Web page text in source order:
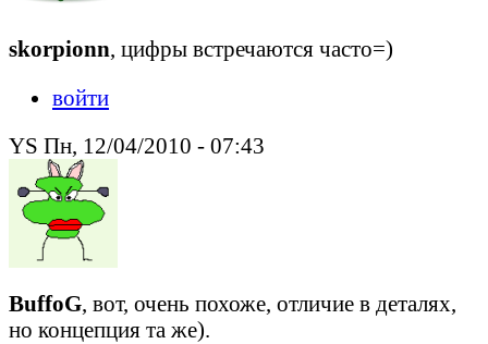
skorpionn, цифры встречаются часто=)
войти
YS Пн, 12/04/2010 - 07:43
BuffoG, вот, очень похоже, отличие в деталях,
но концепция та же).